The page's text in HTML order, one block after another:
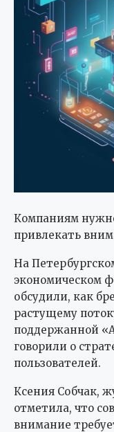
Компаниям
привлекать
На
экономическом
обсудили, как
растущему
поддержанной
говорили о
пользователей.
Ксения Собчак,
отметила, что
внимание